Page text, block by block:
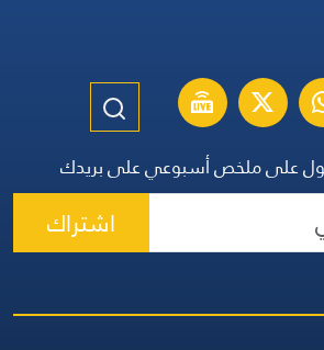
على ملخص أسبوعي على بريدك
اشتراك